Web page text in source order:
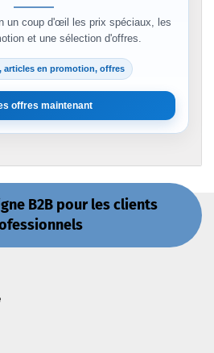
un coup d'œil les prix spéciaux, les
et une sélection d'offres.
articles en promotion, offres
offres maintenant
B2B pour les clients